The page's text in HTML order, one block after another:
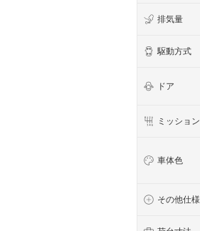
排気量
駆動方式
ドア
ミッション
車体色
その他仕様